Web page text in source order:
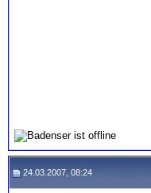
24.03.2007, 08:24